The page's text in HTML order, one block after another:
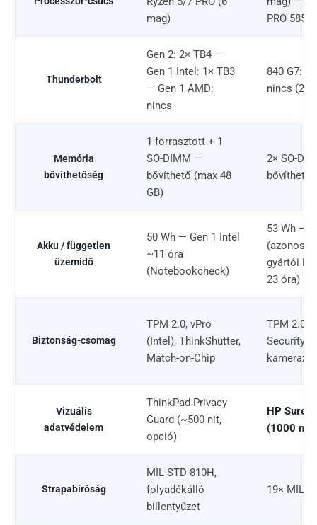
mag)
PRO
Thunderbolt
Gen 2: 2× TB4 —
Gen 1 Intel: 1× TB3
— Gen 1 AMD:
nincs
840 G7:
nincs (2×
Memória
bővíthetőség
1 forrasztott + 1
SO-DIMM —
bővíthető (max 48
GB)
2× SO-
bővíthető
Akku / független
üzemidő
50 Wh — Gen 1 Intel
~11 óra
(Notebookcheck)
53 Wh —
(azonos
gyártói
23 óra)
Biztonság-csomag
TPM 2.0, vPro
(Intel), ThinkShutter,
Match-on-Chip
TPM 2.0,
Security
kamerazár
Vizuális
adatvédelem
ThinkPad Privacy
Guard (~500 nit,
opció)
HP Sure
(1000 nit)
Strapabíróság
MIL-STD-810H,
folyadékálló
billentyűzet
19× MIL-